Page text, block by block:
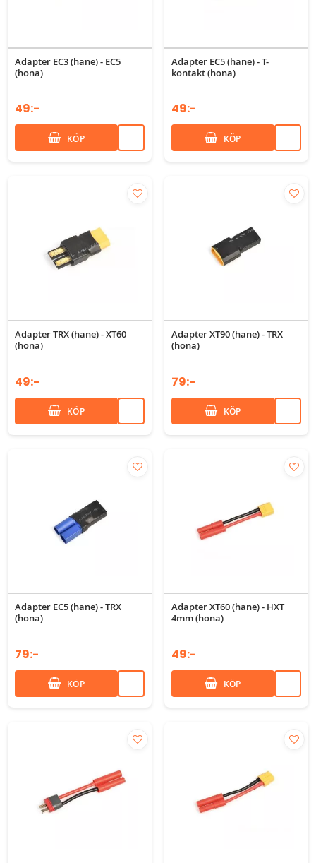
Adapter EC3 (hane) - EC5
(hona)
49:-
KÖP
Adapter EC5 (hane) - T-
kontakt (hona)
49:-
KÖP
Adapter TRX (hane) - XT60
(hona)
49:-
KÖP
Adapter XT90 (hane) - TRX
(hona)
79:-
KÖP
Adapter EC5 (hane) - TRX
(hona)
79:-
KÖP
Adapter XT60 (hane) - HXT
4mm (hona)
49:-
KÖP